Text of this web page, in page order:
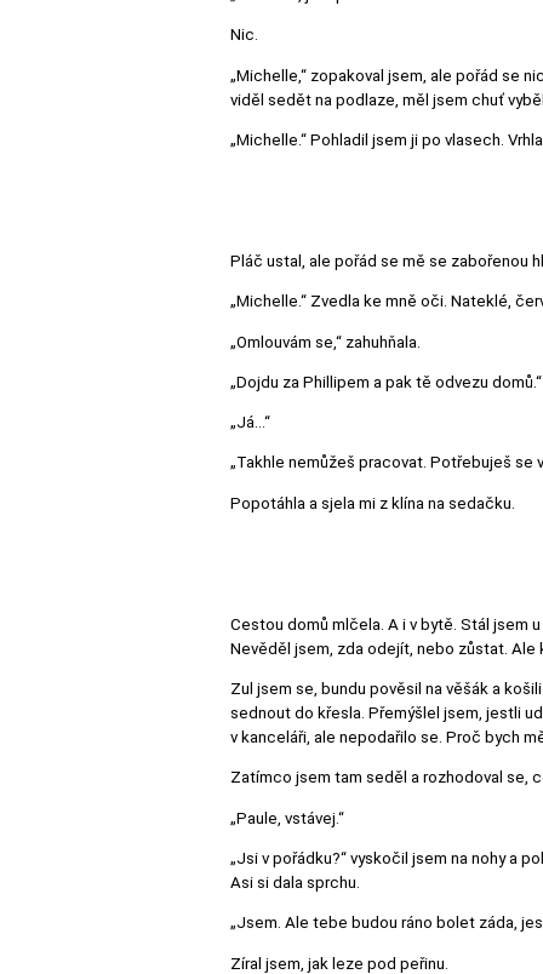
Nic.
„Michelle,“ zopakoval jsem, ale pořád se
viděl sedět na podlaze, měl jsem chuť
„Michelle.“ Pohladil jsem ji po vlasech.
Pláč ustal, ale pořád se mě se zabořenou
„Michelle.“ Zvedla ke mně oči. Nateklé,
„Omlouvám se,“ zahuhňala.
„Dojdu za Phillipem a pak tě odvezu domů.“
„Já…“
„Takhle nemůžeš pracovat. Potřebuješ se
Popotáhla a sjela mi z klína na sedačku.
Cestou domů mlčela. A i v bytě. Stál jsem
Nevěděl jsem, zda odejít, nebo zůstat.
Zul jsem se, bundu pověsil na věšák a
sednout do křesla. Přemýšlel jsem, jestli
v kanceláři, ale nepodařilo se. Proč bych
Zatímco jsem tam seděl a rozhodoval se,
„Paule, vstávej.“
„Jsi v pořádku?“ vyskočil jsem na nohy a
Asi si dala sprchu.
„Jsem. Ale tebe budou ráno bolet záda,
Zíral jsem, jak leze pod peřinu.